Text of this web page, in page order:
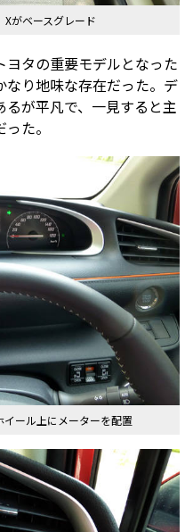
がベースグレード
タの重要モデルとなった
り地味な存在だった。デ
が平凡で、一見すると主
た。
ール上にメーターを配置